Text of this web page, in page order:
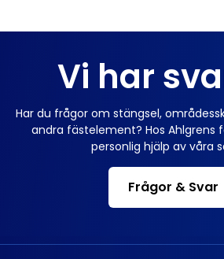
Vi har
Har du frågor om stängsel,
andra fästelement? Hos Ahlgrens
personlig hjälp av våra
Frågor & Svar